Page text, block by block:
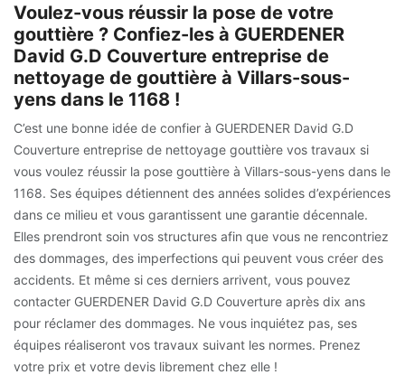
Voulez-vous réussir la pose de votre
gouttière ? Confiez-les à GUERDENER
David G.D Couverture entreprise de
nettoyage de gouttière à Villars-sous-
yens dans le 1168 !
C’est une bonne idée de confier à GUERDENER David G.D
Couverture entreprise de nettoyage gouttière vos travaux si
vous voulez réussir la pose gouttière à Villars-sous-yens dans le
1168. Ses équipes détiennent des années solides d’expériences
dans ce milieu et vous garantissent une garantie décennale.
Elles prendront soin vos structures afin que vous ne rencontriez
des dommages, des imperfections qui peuvent vous créer des
accidents. Et même si ces derniers arrivent, vous pouvez
contacter GUERDENER David G.D Couverture après dix ans
pour réclamer des dommages. Ne vous inquiétez pas, ses
équipes réaliseront vos travaux suivant les normes. Prenez
votre prix et votre devis librement chez elle !